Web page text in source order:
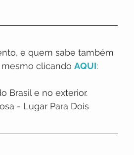
e quem sabe também
clicando AQUI:
Brasil e no exterior.
- Lugar Para Dois